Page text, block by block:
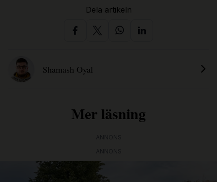
Dela artikeln
Shamash Oyal
Mer läsning